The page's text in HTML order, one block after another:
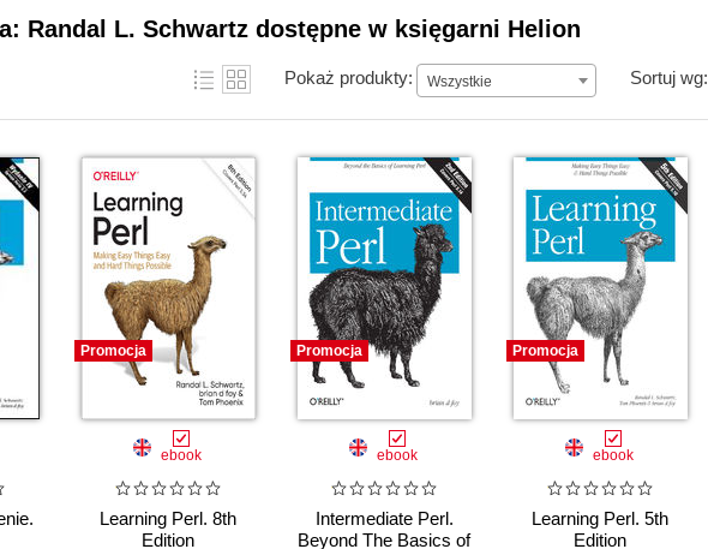
Randal L. Schwartz dostępne w księgarni Helion
Pokaż produkty: Wszystkie Sortuj wg:
Promocja
ebook
Learning Perl. 8th
Edition
Promocja
ebook
Intermediate Perl.
Beyond The Basics of
Promocja
ebook
Learning Perl. 5th
Edition